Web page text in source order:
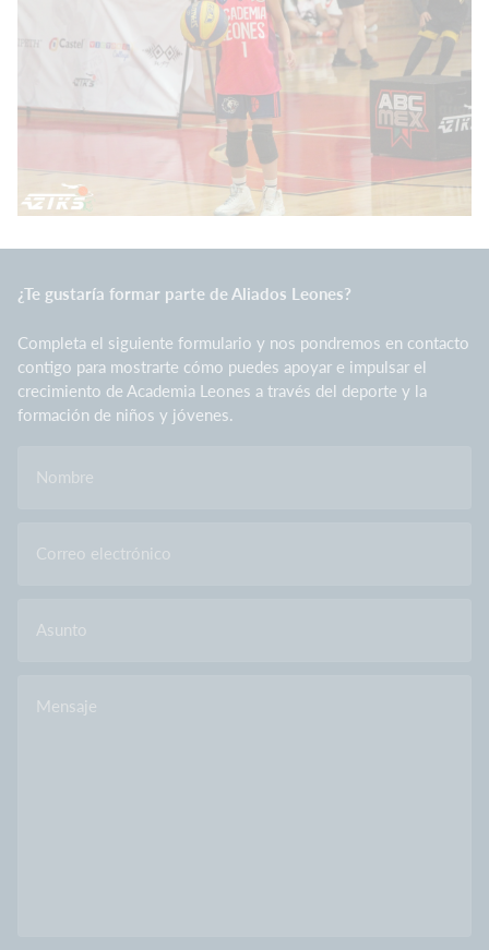
¿Te gustaría formar parte de Aliados Leones?
Completa el siguiente formulario y nos pondremos en contacto
contigo para mostrarte cómo puedes apoyar e impulsar el
crecimiento de Academia Leones a través del deporte y la
formación de niños y jóvenes.
Nombre
Correo electrónico
Asunto
Mensaje